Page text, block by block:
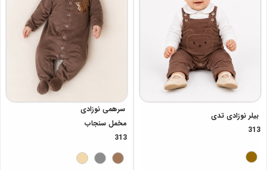
بیلر نوزادی تدی
313
سرهمی نوزادی
مخمل سنجاب
313